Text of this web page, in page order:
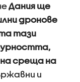
Дания ще
дронове
тази
среща на
и